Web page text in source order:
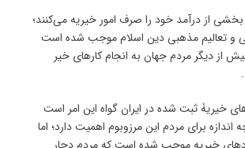
از درآمد خود را صرف امور خیریه می‌کنند؛
و تعالیم مذهبی دین اسلام موجب شده است
از دیگر مردم جهان به انجام کارهای خیر
خیریۀ ثبت‌ شده در ایران گواه این امر است
اندازه برای مردم این مرزوبوم اهمیت دارد؛ اما